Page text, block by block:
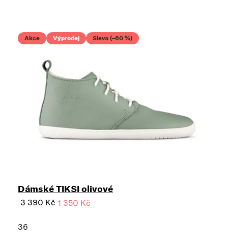
Akce Výprodej Sleva (–60 %)
Dámské TIKSI olivové
3 390 Kč 1 350 Kč
36